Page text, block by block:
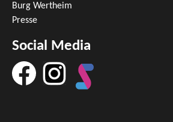
Burg Wertheim
Presse
Social Media